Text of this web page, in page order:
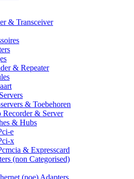
& Transceiver
& Repeater
& Toebehoren
& Server
& Hubs
e
x
& Expresscard
(non Categorised)